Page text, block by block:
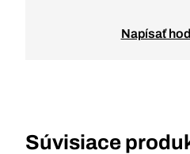
Napísať
Súvisiace